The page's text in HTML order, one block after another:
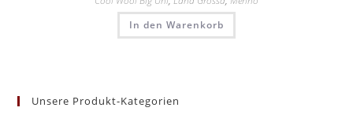
In den Warenkorb
Unsere Produkt-Kategorien